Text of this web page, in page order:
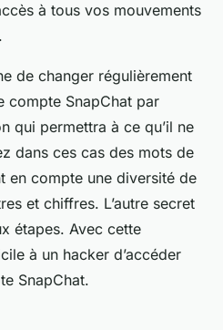
à tous vos mouvements
régulièrement
compte SnapChat par
qui permettra à ce qu’il ne
dans ces cas des mots de
en compte une diversité de
et chiffres. L’autre secret
étapes. Avec cette
à un hacker d’accéder
SnapChat.